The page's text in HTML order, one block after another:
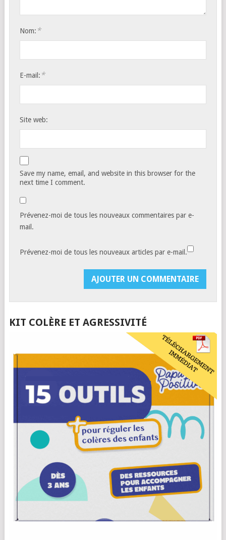
Nom: *
E-mail: *
Site web:
Save my name, email, and website in this browser for the
next time I comment.
Prévenez-moi de tous les nouveaux commentaires par e-
mail.
Prévenez-moi de tous les nouveaux articles par e-mail.
KIT COLÈRE ET AGRESSIVITÉ